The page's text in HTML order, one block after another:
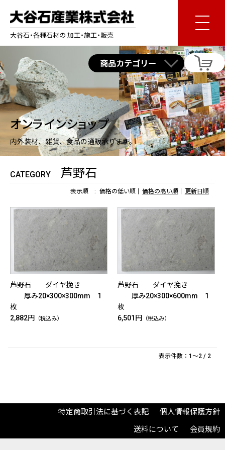
大谷石・各種石材の 加工・施工・販売
オンラインショップ
内外装材、雑貨、食品の通販承ります。
CATEGORY 芦野石
表示順 : 価格の低い順 価格の高い順 更新日順
芦野石 ダイヤ挽き
厚み20×300×300mm 1
枚
2,882円
（税込み）
芦野石 ダイヤ挽き
厚み20×300×600mm 1
枚
6,501円
（税込み）
表示件数：1～2 / 2
特定商取引法に基づく表記
個人情報保護方針
送料について
会員規約